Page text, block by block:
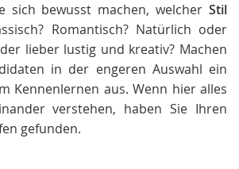
sich bewusst machen, welcher Stil
Romantisch? Natürlich oder
lieber lustig und kreativ? Machen
in der engeren Auswahl ein
Kennenlernen aus. Wenn hier alles
verstehen, haben Sie Ihren
gefunden.